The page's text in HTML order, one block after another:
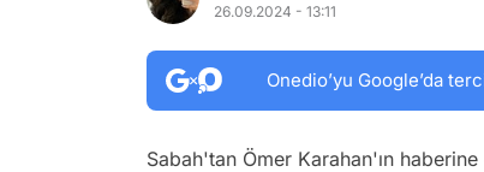
26.09.2024 - 13:11
Onedio’yu Google’da
Sabah'tan Ömer Karahan'ın